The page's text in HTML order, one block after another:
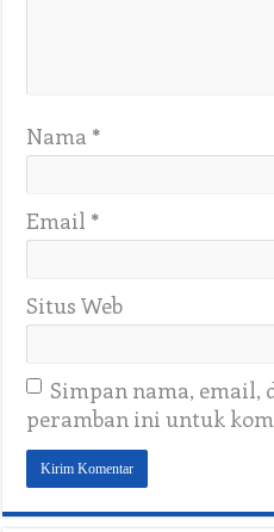
Nama *
Email *
Situs Web
Simpan nama, email,
peramban ini untuk